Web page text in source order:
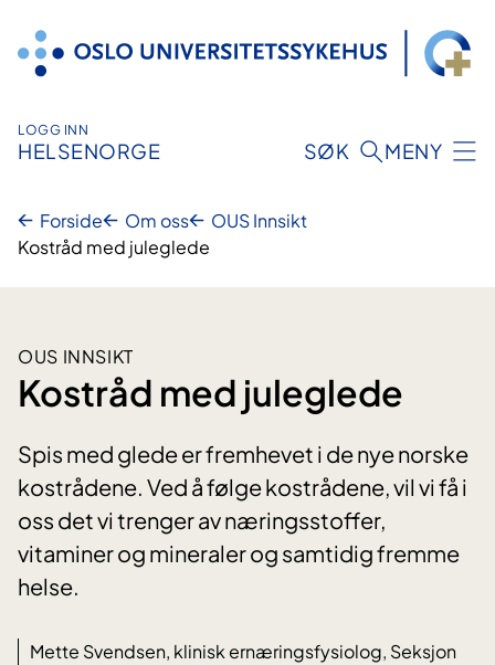
innhold
LOGG INN
HELSENORGE SØK MENY
Forside Om oss
OUS Innsikt
Kostråd med juleglede
OUS INNSIKT
Kostråd med juleglede
Spis med glede er fremhevet i de nye norske
kostrådene. Ved å følge kostrådene, vil vi få i
oss det vi trenger av næringsstoffer,
vitaminer og mineraler og samtidig fremme
helse.
Mette Svendsen, klinisk ernæringsfysiolog, Seksjon